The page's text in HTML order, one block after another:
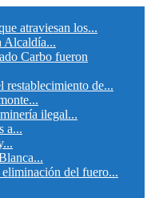
atraviesan los...
Alcaldía...
Carbo fueron
restablecimiento de...
ilegal...
a...
del fuero...